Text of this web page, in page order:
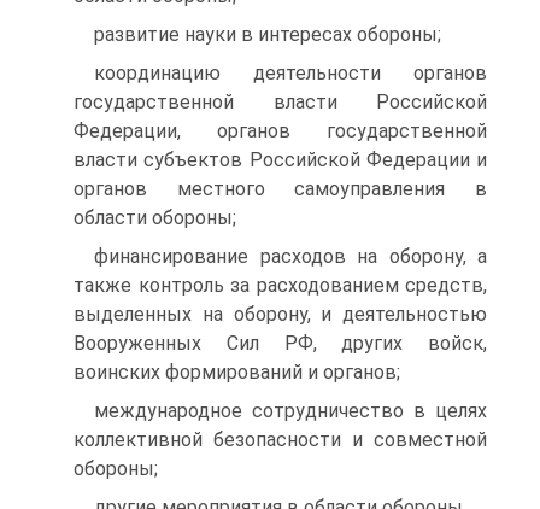
развитие науки в интересах обороны;
координацию деятельности органов
государственной власти Российской
Федерации, органов государственной
власти субъектов Российской Федерации и
органов местного самоуправления в
области обороны;
финансирование расходов на оборону, а
также контроль за расходованием средств,
выделенных на оборону, и деятельностью
Вооруженных Сил РФ, других войск,
воинских формирований и органов;
международное сотрудничество в целях
коллективной безопасности и совместной
обороны;